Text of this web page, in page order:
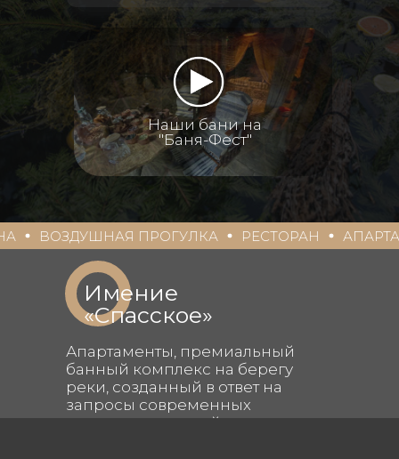
Наши бани на
"Баня-Фест"
ПРОГУЛКА РЕСТОРАН АПАРТАМЕНТЫ
Имение
«Спасское»
Апартаменты, премиальный
банный комплекс на берегу
реки, созданный в ответ на
запросы современных
городских жителей, которые